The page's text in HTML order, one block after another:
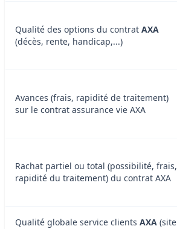
Qualité des options du contrat AXA
(décès, rente, handicap,...)
Avances (frais, rapidité de traitement)
sur le contrat assurance vie AXA
Rachat partiel ou total (possibilité, frais,
rapidité du traitement) du contrat AXA
Qualité globale service clients AXA (site